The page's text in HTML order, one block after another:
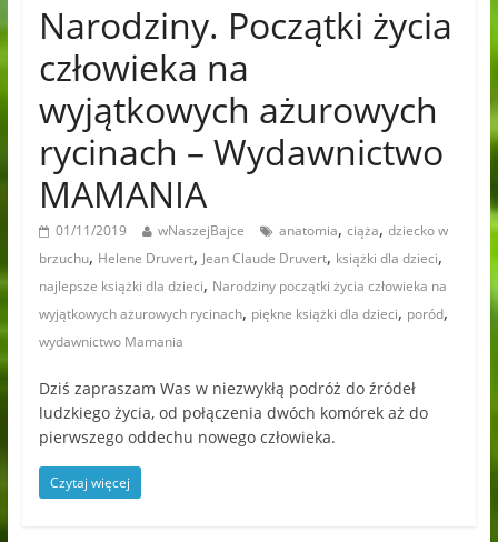
Narodziny. Początki życia
człowieka na
wyjątkowych ażurowych
rycinach – Wydawnictwo
MAMANIA
01/11/2019 wNaszejBajce anatomia, ciąża, dziecko w
brzuchu, Helene Druvert, Jean Claude Druvert, książki dla dzieci,
najlepsze książki dla dzieci, Narodziny początki życia człowieka na
wyjątkowych ażurowych rycinach, piękne książki dla dzieci, poród,
wydawnictwo Mamania
Dziś zapraszam Was w niezwykłą podróż do źródeł
ludzkiego życia, od połączenia dwóch komórek aż do
pierwszego oddechu nowego człowieka.
Czytaj więcej